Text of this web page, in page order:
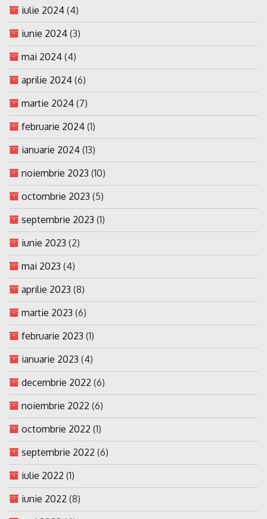
iulie 2024 (4)
iunie 2024 (3)
mai 2024 (4)
aprilie 2024 (6)
martie 2024 (7)
februarie 2024 (1)
ianuarie 2024 (13)
noiembrie 2023 (10)
octombrie 2023 (5)
septembrie 2023 (1)
iunie 2023 (2)
mai 2023 (4)
aprilie 2023 (8)
martie 2023 (6)
februarie 2023 (1)
ianuarie 2023 (4)
decembrie 2022 (6)
noiembrie 2022 (6)
octombrie 2022 (1)
septembrie 2022 (6)
iulie 2022 (1)
iunie 2022 (8)